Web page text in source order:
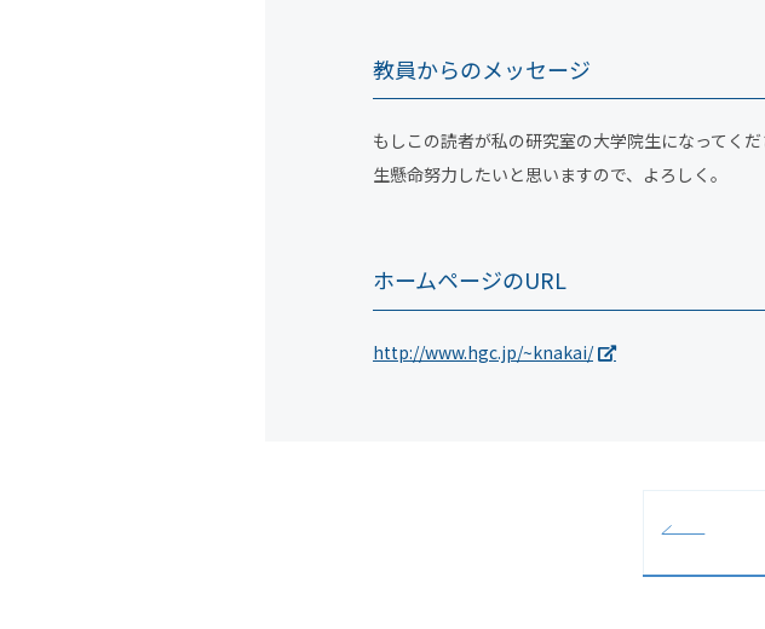
教員からのメッセージ
もしこの読者が私の研究室の大学院生になってく
生懸命努力したいと思いますので、よろしく。
ホームページのURL
http://www.hgc.jp/~knakai/